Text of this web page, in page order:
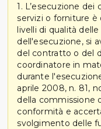
1. L’esecuzione
servizi o forniture è
livelli di qualità
dell'esecuzione, si
del contratto o del
coordinatore in
durante
aprile 2008, n. 81,
della commissione
conformità e
svolgimento delle